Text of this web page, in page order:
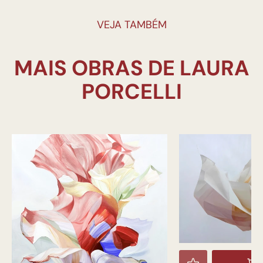
VEJA TAMBÉM
MAIS OBRAS DE LAURA